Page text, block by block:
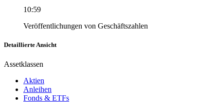
10:59
Veröffentlichungen von Geschäftszahlen
Detaillierte Ansicht
Assetklassen
Aktien
Anleihen
Fonds & ETFs